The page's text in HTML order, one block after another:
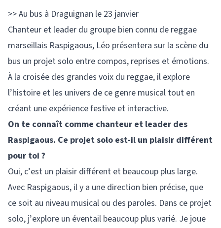
>> Au bus à Draguignan le 23 janvier
Chanteur et leader du groupe bien connu de reggae
marseillais Raspigaous, Léo présentera sur la scène du
bus un projet solo entre compos, reprises et émotions.
À la croisée des grandes voix du reggae, il explore
l’histoire et les univers de ce genre musical tout en
créant une expérience festive et interactive.
On te connaît comme chanteur et leader des
Raspigaous. Ce projet solo est-il un plaisir différent
pour toi ?
Oui, c’est un plaisir différent et beaucoup plus large.
Avec Raspigaous, il y a une direction bien précise, que
ce soit au niveau musical ou des paroles. Dans ce projet
solo, j’explore un éventail beaucoup plus varié. Je joue